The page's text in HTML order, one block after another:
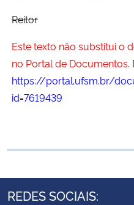
Reitor
Este texto não substitui o
no Portal de Documentos.
https://portal.ufsm.br/
id=7619439
REDES SOCIAIS: